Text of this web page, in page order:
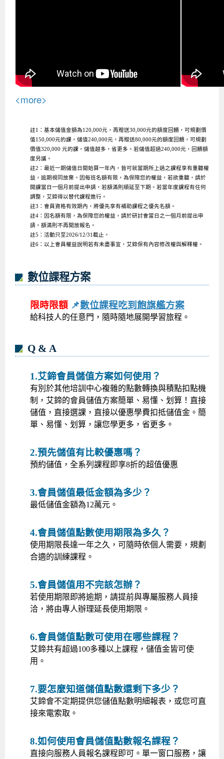
<more>
註1：基本儲值金額為120,000元，再贈送30,000元的額度回饋，可規劃價
值150,000元的課。儲值240,000元，再贈送80,000元的額度回饋，可規劃
價值320,000 元的課。儲值越多，省更多。若儲值超過240,000元，回饋額
度另議。
註2：最近一期儲值日開始算一年內，皆可就當期所上過之課程享有重聽權
益，逾期視同放棄。因每班名額有限，為保障您的權益，若欲重聽，請於
開課當日一個月前提出申請，若額滿則順延至下期。若當年度課程有任何
調整，艾鍗得以替代課程進行。
註3：會員資格有效期內，將優先享有補助課程之優先名額。
註4：因名額有限，為保障您的權益，請於研討會當日之一個月前提出申
請。額滿則不再開放報名。
註5：活動只至2026/12/31截止。
註6：以上會員權益說明若有未盡事宜，艾鍗保有內容修改權與解釋權。
數位課程方案
限時限額 📌數位課程吃到飽旗艦方案
給科技人的任意門，隨時隨地展開學習旅程。
Q & A
1.艾鍗會員儲值方案如何使用？
有別於其他培訓中心複雜的點數轉換與積點扣點機
制，艾鍗的會員儲值方案簡單、易懂、划算！直接
儲值，直接選課，直接以優惠學費扣抵儲值金。簡
單、易懂、划算，讓您學更多，省更多。
2.預先儲值有比較優惠嗎？
預約儲值，全系列課程即享8折的超值優惠
3.會員儲值最低金額為多少？
最低儲值金額為12萬元。
4.會員儲值點數使用期限為多久？
使用期限長達一年之久，可隨時依個人需要，規劃
合適的訓練課程。
5.會員儲值用不完該怎辦？
若使用期限即將逾期，請提前與專屬服務人員接
洽，將由專人辦理延長使用期限。
6.會員儲值點數可使用在哪些課程？
艾鍗共有超過100多種以上課程，儲值金皆可使
用。
7.要怎麼知道儲值點數還剩下多少？
艾鍗會不定期提供您儲值點數明細報表，或您可直
接來電索取。
8.如何使用會員儲值點數報名課程？
直接向服務人員報名課程即可。單一窗口服務，讓